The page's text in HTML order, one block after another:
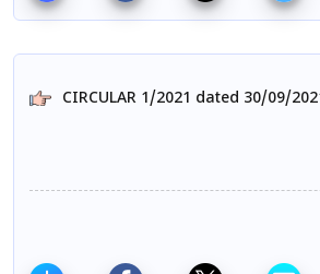
CIRCULAR 1/2021 dated 30/09/